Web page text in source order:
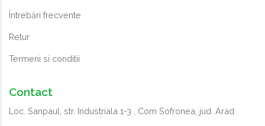
Întrebări frecvente
Retur
Termeni si conditii
Contact
Loc. Sanpaul, str. Industriala 1-3 , Com Sofronea, jud. Arad